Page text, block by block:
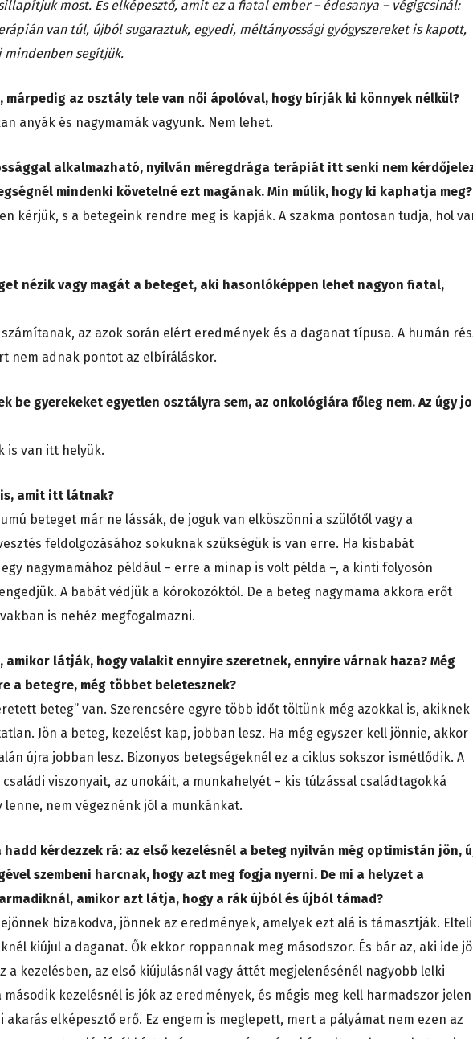
most. És elképesztő, amit ez a fiatal ember – édesanya – végigcsinál:
van túl, újból sugaraztuk, egyedi, méltányossági gyógyszereket is kapott,
mindenben segítjük.
márpedig az osztály tele van női ápolóval, hogy bírják ki könnyek nélkül?
anyák és nagymamák vagyunk. Nem lehet.
alkalmazható, nyilván méregdrága terápiát itt senki nem
mindenki követelné ezt magának. Min múlik, hogy ki kaphatja
kérjük, s a betegeink rendre meg is kapják. A szakma pontosan tudja, hol
nézik vagy magát a beteget, aki hasonlóképpen lehet nagyon fiatal,
az azok során elért eredmények és a daganat típusa. A humán
nem adnak pontot az elbíráláskor.
be gyerekeket egyetlen osztályra sem, az onkológiára főleg nem. Az úgy
is van itt helyük.
amit itt látnak?
beteget már ne lássák, de joguk van elköszönni a szülőtől vagy a
feldolgozásához sokuknak szükségük is van erre. Ha kisbabát
nagymamához például – erre a minap is volt példa –, a kinti folyosón
A babát védjük a kórokozóktól. De a beteg nagymama akkora erőt
is nehéz megfogalmazni.
amikor látják, hogy valakit ennyire szeretnek, ennyire várnak haza? Még
a betegre, még többet beletesznek?
beteg” van. Szerencsére egyre több időt töltünk még azokkal is, akiknek
Jön a beteg, kezelést kap, jobban lesz. Ha még egyszer kell jönnie, akkor
újra jobban lesz. Bizonyos betegségeknél ez a ciklus sokszor ismétlődik. A
viszonyait, az unokáit, a munkahelyét – kis túlzással családtagokká
lenne, nem végeznénk jól a munkánkat.
hadd kérdezzek rá: az első kezelésnél a beteg nyilván még optimistán jön,
szembeni harcnak, hogy azt meg fogja nyerni. De mi a helyzet a
amikor azt látja, hogy a rák újból és újból támad?
bizakodva, jönnek az eredmények, amelyek ezt alá is támasztják.
kiújul a daganat. Ők ekkor roppannak meg másodszor. És bár az, aki ide
a kezelésben, az első kiújulásnál vagy áttét megjelenésénél nagyobb lelki
kezelésnél is jók az eredmények, és mégis meg kell harmadszor
akarás elképesztő erő. Ez engem is meglepett, mert a pályámat nem ezen az